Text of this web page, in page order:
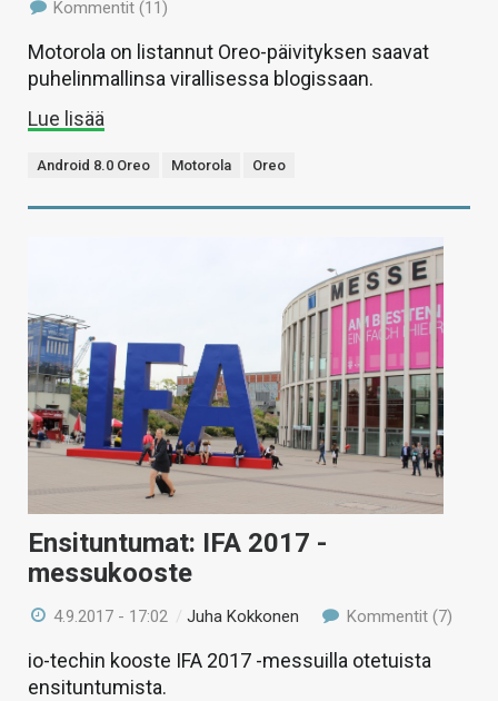
Kommentit (11)
Motorola on listannut Oreo-päivityksen saavat
puhelinmallinsa virallisessa blogissaan.
Lue lisää
Android 8.0 Oreo Motorola Oreo
Ensituntumat: IFA 2017 -
messukooste
4.9.2017 - 17:02 /Juha Kokkonen Kommentit (7)
io-techin kooste IFA 2017 -messuilla otetuista
ensituntumista.